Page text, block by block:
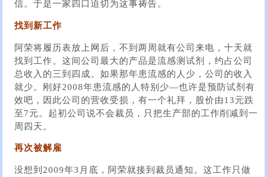
信。于是一家四口迫切为这事祷告。
找到新工作
阿荣将履历表放上网后，不到两周就有公司来电，十天就
找到工作。这间公司最大的产品是流感测试剂，约占公司
总收入的三到四成。如果那年患流感的人少，公司的收入
就少。刚好2008年患流感的人特别少—也许是预防试剂有
效吧，因此公司的营收受损，有一个礼拜，股价由13元跌
至7元。起初公司说不会裁员，只把生产部的工作削减到一
周四天。
再次被解雇
没想到2009年3月底，阿荣就接到裁员通知。这工作只做